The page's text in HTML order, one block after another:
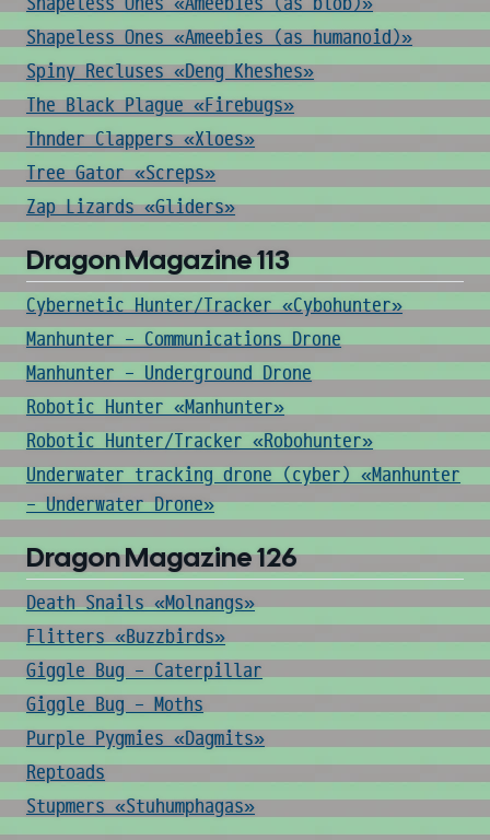
Shapeless Ones «Ameebies (as humanoid)»
Spiny Recluses «Deng Kheshes»
The Black Plague «Firebugs»
Thnder Clappers «Xloes»
Tree Gator «Screps»
Zap Lizards «Gliders»
Dragon Magazine 113
Cybernetic Hunter/Tracker «Cybohunter»
Manhunter - Communications Drone
Manhunter - Underground Drone
Robotic Hunter «Manhunter»
Robotic Hunter/Tracker «Robohunter»
Underwater tracking drone (cyber) «Manhunter
- Underwater Drone»
Dragon Magazine 126
Death Snails «Molnangs»
Flitters «Buzzbirds»
Giggle Bug - Caterpillar
Giggle Bug - Moths
Purple Pygmies «Dagmits»
Reptoads
Stupmers «Stuhumphagas»